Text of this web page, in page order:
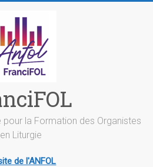
la Formation des Organistes
en Liturgie
de l'ANFOL